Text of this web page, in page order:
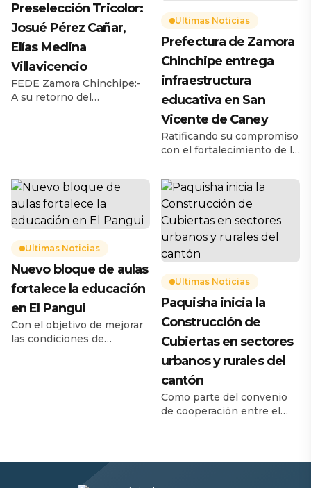
Preselección Tricolor:
Josué Pérez Cañar,
Elías Medina
Villavicencio
FEDE Zamora Chinchipe:-
A su retorno del
Federación Deportiva
Provincial de Zamora
Chinchipe, Brayan Medina
León, informó de los
categoría U14, en donde
prevaleció el esfuerzo y
alto nivel técnico de los […]
Ultimas Noticias
Prefectura de Zamora
Chinchipe entrega
infraestructura
educativa en San
Vicente de Caney
Ratificando su compromiso
con el fortalecimiento de la
la niñez y juventud de la
provincia, la Prefectura de
Zamora Chinchipe realizó
la entrega oficial de la
cubierta metálica
construida sobre la cancha
de uso múltiple del Centro
Educativo Intercultural
Bilingüe Ciudad de Ambato,
ubicado en la comunidad
San Vicente de […]
Ultimas Noticias
Nuevo bloque de aulas
fortalece la educación
en El Pangui
Con el objetivo de mejorar
las condiciones de
Pangui. Esta obra beneficia
Ultimas Noticias
Paquisha inicia la
Construcción de
Cubiertas en sectores
urbanos y rurales del
cantón
Como parte del convenio
de cooperación entre el
junio de 2026, se realizó el